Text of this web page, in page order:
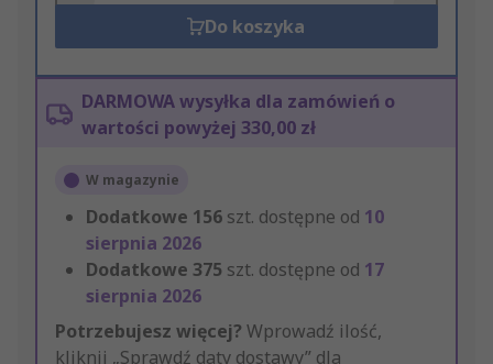
Do koszyka
DARMOWA wysyłka dla zamówień o
wartości powyżej 330,00 zł
W magazynie
Dodatkowe 156 szt. dostępne od 10
sierpnia 2026
Dodatkowe 375 szt. dostępne od 17
sierpnia 2026
Potrzebujesz więcej? Wprowadź ilość,
kliknij „Sprawdź daty dostawy” dla